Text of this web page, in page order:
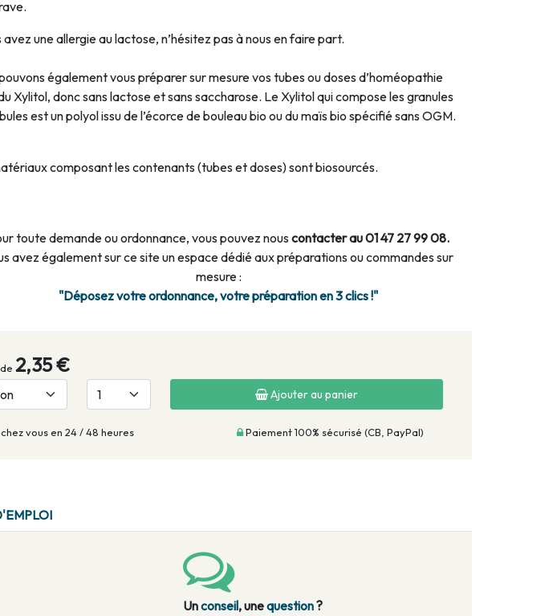
une allergie au lactose, n’hésitez pas à nous en faire part.
également vous préparer sur mesure vos tubes ou doses d’homéopathie
Xylitol, donc sans lactose et sans saccharose. Le Xylitol qui compose les granules
est un polyol issu de l’écorce de bouleau bio ou du maïs bio spécifié sans OGM.
composant les contenants (tubes et doses) sont biosourcés.
toute demande ou ordonnance, vous pouvez nous contacter au 01 47 27 99 08.
avez également sur ce site un espace dédié aux préparations ou commandes sur
mesure :
"Déposez votre ordonnance, votre préparation en 3 clics !"
2,35 €
Ajouter au panier
vous en 24 / 48 heures Paiement 100% sécurisé (CB, PayPal)
Unconseil, unequestion?